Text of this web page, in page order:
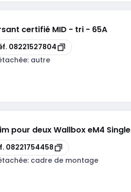
certifié MID - tri - 65A
08221527804
autre
pour deux Wallbox eM4 Single
08221754458
cadre de montage